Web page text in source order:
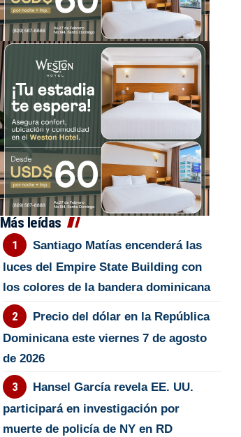
Más leídas
Santiago Matías encenderá las
luces del Empire State Building con
los colores de la bandera dominicana
Precio del dólar en la República
Dominicana este viernes 7 de agosto
de 2026
Hansel García revela EE. UU.
participará en investigación por
muerte de policía de NY en RD